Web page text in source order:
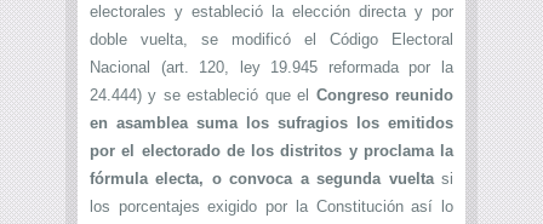
electorales y estableció la elección directa y por
doble vuelta, se modificó el Código Electoral
Nacional (art. 120, ley 19.945 reformada por la
24.444) y se estableció que el Congreso reunido
en asamblea suma los sufragios los emitidos
por el electorado de los distritos y proclama la
fórmula electa, o convoca a segunda vueltasi
los porcentajes exigido por la Constitución así lo